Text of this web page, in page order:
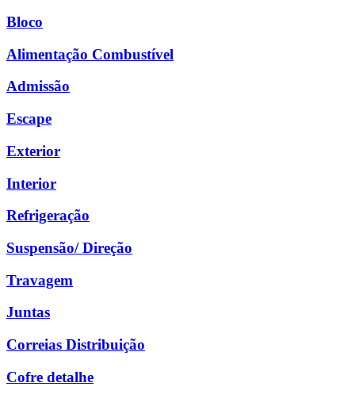
Bloco
Alimentação Combustível
Admissão
Escape
Exterior
Interior
Refrigeração
Suspensão/ Direção
Travagem
Juntas
Correias Distribuição
Cofre detalhe